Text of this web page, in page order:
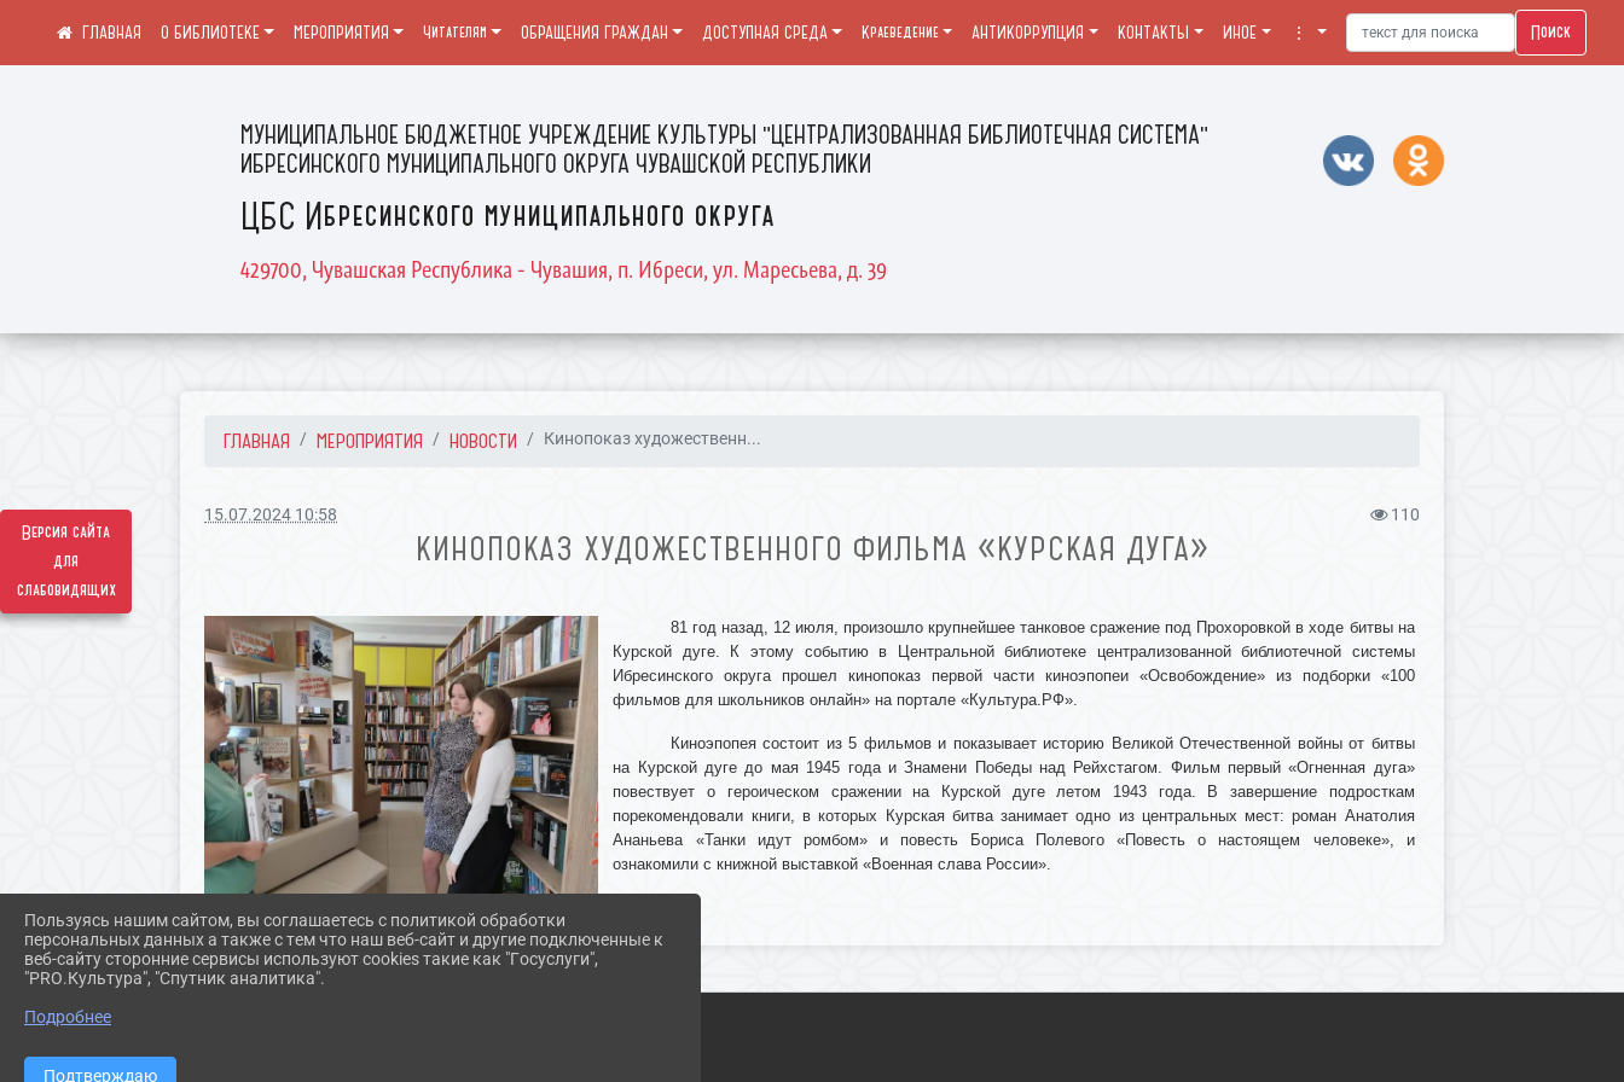
Версия сайта
для
слабовидящих
МУНИЦИПАЛЬНОЕ БЮДЖЕТНОЕ УЧРЕЖДЕНИЕ КУЛЬТУРЫ "ЦЕНТРАЛИЗОВАННАЯ БИБЛИОТЕЧНАЯ СИСТЕМА"
ИБРЕСИНСКОГО МУНИЦИПАЛЬНОГО ОКРУГА ЧУВАШСКОЙ РЕСПУБЛИКИ
ЦБС Ибресинского муниципального округа
429700, Чувашская Республика - Чувашия, п. Ибреси, ул. Маресьева, д. 39
О БИБЛИОТЕКЕ МЕРОПРИЯТИЯ Читателям ОБРАЩЕНИЯ ГРАЖДАН ДОСТУПНАЯ СРЕДА Краеведение АНТИКОРРУПЦИЯ КОНТАКТЫ ИНОЕ ⋮ Поиск
ГЛАВНАЯ МЕРОПРИЯТИЯ НОВОСТИ Кинопоказ художественн...
15.07.2024 10:58 110
КИНОПОКАЗ ХУДОЖЕСТВЕННОГО ФИЛЬМА «КУРСКАЯ ДУГА»
81 год назад, 12 июля, произошло крупнейшее танковое сражение под Прохоровкой в ходе битвы на
Курской дуге. К этому событию в Центральной библиотеке централизованной библиотечной системы
Ибресинского округа прошел кинопоказ первой части киноэпопеи «Освобождение» из подборки «100
фильмов для школьников онлайн» на портале «Культура.РФ».
Киноэпопея состоит из 5 фильмов и показывает историю Великой Отечественной войны от битвы
на Курской дуге до мая 1945 года и Знамени Победы над Рейхстагом. Фильм первый «Огненная дуга»
повествует о героическом сражении на Курской дуге летом 1943 года. В завершение подросткам
порекомендовали книги, в которых Курская битва занимает одно из центральных мест: роман Анатолия
Ананьева «Танки идут ромбом» и повесть Бориса Полевого «Повесть о настоящем человеке», и
ознакомили с книжной выставкой «Военная слава России».
Пользуясь нашим сайтом, вы соглашаетесь с политикой обработки
персональных данных а также с тем что наш веб-сайт и другие подключенные к
веб-сайту сторонние сервисы используют cookies такие как "Госуслуги",
"PRO.Культура", "Спутник аналитика".
Подробнее
Подтверждаю